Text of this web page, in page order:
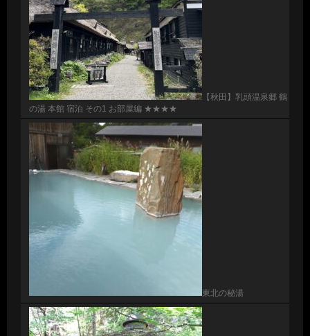
【秋田】乳頭温泉郷 鶴
の湯 本館 宿泊 その1 お部屋編 ★★★★
東北の秘湯